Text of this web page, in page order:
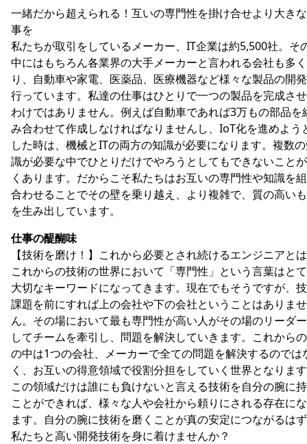
一緒だから超えられる！互いの専門性を掛け合せより大き
事を
私たちが取引をしているメーカー、IT企業は約5,500社。そ
中にはもちろん各業界の大手メーカーと言われる会社も多
り、自動車や家電、医薬品、医療機器など様々な製品の開
行っています。私達の仕事はひとりで一つの製品を完成さ
わけではありません。例えば自動車であれば3万もの部品を
み合わせて作成しなければなりませんし、IoT化を進めよう
した時は、機械とITの両方の知識が必要になります。複数
識が必要な中でひとりだけでやろうとしてもできないこと
くあります。だからこそ私たちはお互いの専門性や知識を
合わせることでその壁を乗り越え、より複雑で、質の高い
を生み出しています。
仕事の醍醐味
【技術を磨け！】これから必要とされ続けるエンジニアと
これからの技術の世界において「専門性」という言葉はと
大切なキーワードになってきます。現在でもそうですが、
課題を前にすれば上の会社や下の会社ということはありませ
ん。その場において最も専門性が高い人がその場のリーダ
してチームを牽引し、問題を解決していきます。これから
の中は1つの会社、メーカーで全ての問題を解決するのでは
く、お互いの得意領域で役割分担をしていく世界となりま
この領域だけは誰にも負けないと言える技術を自分の腕に
ことができれば、様々な人や会社から頼りにされる存在に
ます。自分の腕に技術を磨くことが真の安定につながるは
私たちと高い開発技術を身に着けませんか？